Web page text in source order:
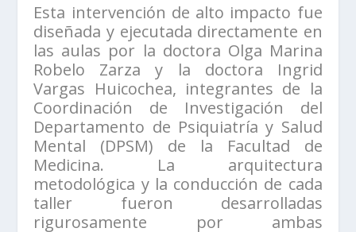
Esta intervención de alto impacto fue
diseñada y ejecutada directamente en
las aulas por la doctora Olga Marina
Robelo Zarza y la doctora Ingrid
Vargas Huicochea, integrantes de la
Coordinación de Investigación del
Departamento de Psiquiatría y Salud
Mental (DPSM) de la Facultad de
Medicina. La arquitectura
metodológica y la conducción de cada
taller fueron desarrolladas
rigurosamente por ambas